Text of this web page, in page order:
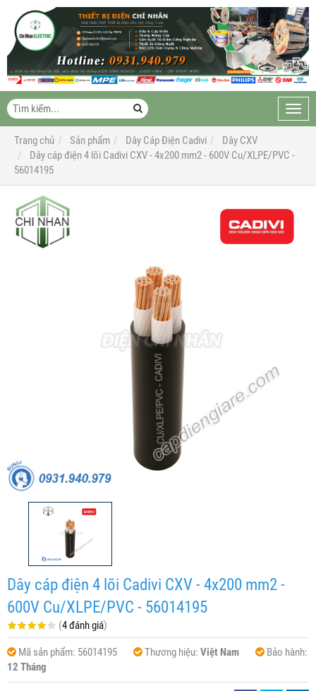
Trang chủ
Sản phẩm Dây Cáp Điện Cadivi
Dây CXV
Dây cáp điện 4 lõi Cadivi CXV - 4x200 mm2 - 600V Cu/XLPE/PVC -
56014195
Dây cáp điện 4 lõi Cadivi CXV - 4x200 mm2 -
600V Cu/XLPE/PVC - 56014195
(4 đánh giá)
Mã sản phẩm: 56014195 Thương hiệu: Việt Nam
Bảo hành:
12 Tháng